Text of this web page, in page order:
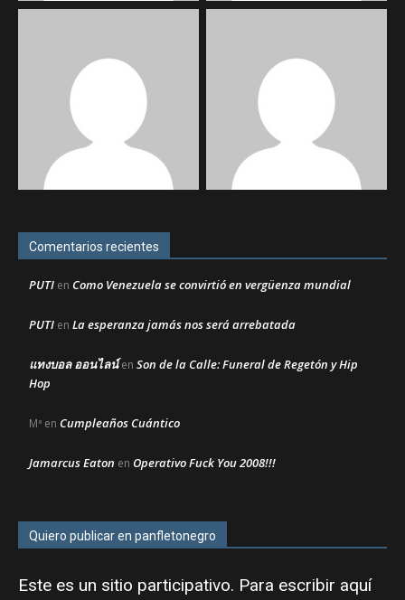
Comentarios recientes
PUTI en Como Venezuela se convirtió en vergüenza mundial
PUTI en La esperanza jamás nos será arrebatada
แทงบอล ออนไลน์en Son de la Calle: Funeral de Regetón y Hip
Hop
Mª en Cumpleaños Cuántico
Jamarcus Eaton en Operativo Fuck You 2008!!!
Quiero publicar en panfletonegro
Este es un sitio participativo. Para escribir aquí